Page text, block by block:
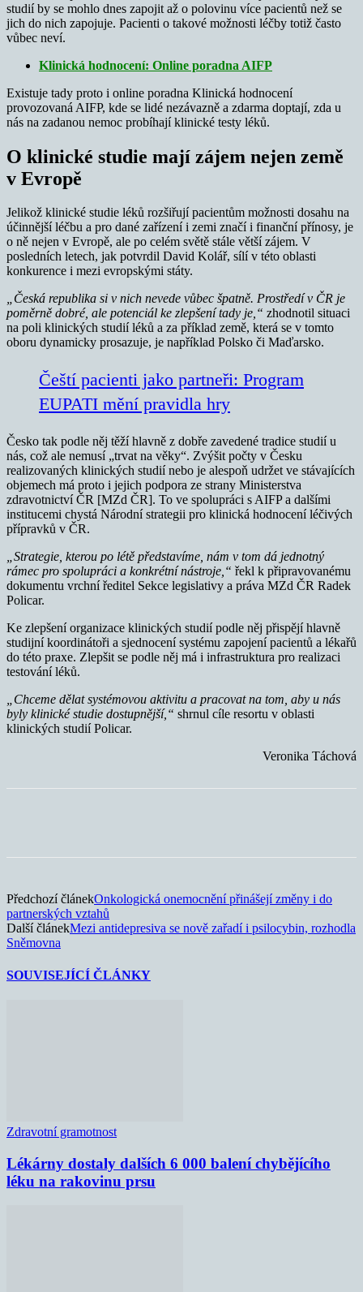
studií by se mohlo dnes zapojit až o polovinu více pacientů než se
jich do nich zapojuje. Pacienti o takové možnosti léčby totiž často
vůbec neví.
Klinická hodnocení: Online poradna AIFP
Existuje tady proto i online poradna Klinická hodnocení
provozovaná AIFP, kde se lidé nezávazně a zdarma doptají, zda u
nás na zadanou nemoc probíhají klinické testy léků.
O klinické studie mají zájem nejen země
v Evropě
Jelikož klinické studie léků rozšiřují pacientům možnosti dosahu na
účinnější léčbu a pro dané zařízení i zemi značí i finanční přínosy, je
o ně nejen v Evropě, ale po celém světě stále větší zájem. V
posledních letech, jak potvrdil David Kolář, sílí v této oblasti
konkurence i mezi evropskými státy.
„Česká republika si v nich nevede vůbec špatně. Prostředí v ČR je
poměrně dobré, ale potenciál ke zlepšení tady je,“ zhodnotil situaci
na poli klinických studií léků a za příklad země, která se v tomto
oboru dynamicky prosazuje, je například Polsko či Maďarsko.
Čeští pacienti jako partneři: Program
EUPATI mění pravidla hry
Česko tak podle něj těží hlavně z dobře zavedené tradice studií u
nás, což ale nemusí „trvat na věky“. Zvýšit počty v Česku
realizovaných klinických studií nebo je alespoň udržet ve stávajících
objemech má proto i jejich podpora ze strany Ministerstva
zdravotnictví ČR [MZd ČR]. To ve spolupráci s AIFP a dalšími
institucemi chystá Národní strategii pro klinická hodnocení léčivých
přípravků v ČR.
„Strategie, kterou po létě představíme, nám v tom dá jednotný
rámec pro spolupráci a konkrétní nástroje,“ řekl k připravovanému
dokumentu vrchní ředitel Sekce legislativy a práva MZd ČR Radek
Policar.
Ke zlepšení organizace klinických studií podle něj přispějí hlavně
studijní koordinátoři a sjednocení systému zapojení pacientů a lékařů
do této praxe. Zlepšit se podle něj má i infrastruktura pro realizaci
testování léků.
„Chceme dělat systémovou aktivitu a pracovat na tom, aby u nás
byly klinické studie dostupnější,“ shrnul cíle resortu v oblasti
klinických studií Policar.
Veronika Táchová
Předchozí článekOnkologická onemocnění přinášejí změny i do
partnerských vztahů
Další článekMezi antidepresiva se nově zařadí i psilocybin, rozhodla
Sněmovna
SOUVISEJÍCÍ ČLÁNKY
Zdravotní gramotnost
Lékárny dostaly dalších 6 000 balení chybějícího
léku na rakovinu prsu